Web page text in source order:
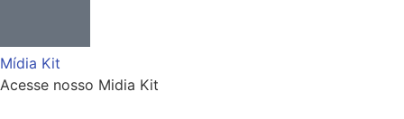
Mídia Kit
Acesse nosso Midia Kit